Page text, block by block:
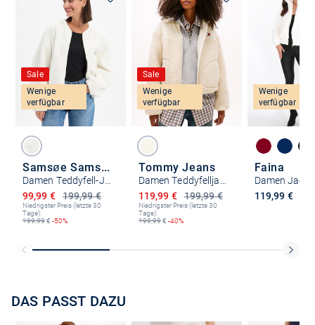
Sale
Wenige
verfügbar
Samsøe Samsøe
199,99 €
Ermäßigter Preis
99,99 €
Niedrigster Preis (letzte 30
Tage):
199,99€ -50%
Sale
Wenige
verfügbar
Tommy Jeans
199,99 €
Ermäßigter Preis
119,99 €
Niedrigster Preis (letzte 30
Tage):
199,99€ -40%
Wenige
verfügbar
Faina
Damen Jacke
119,99 €
DAS PASST DAZU